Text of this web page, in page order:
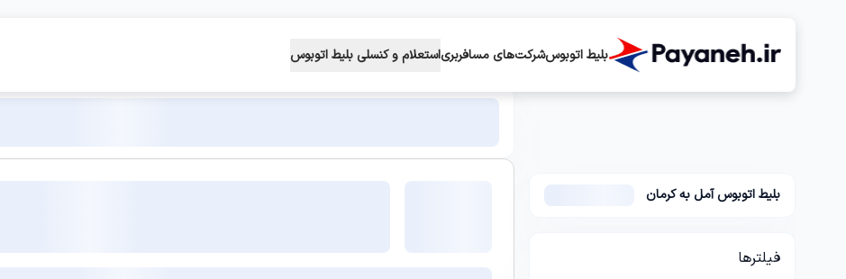
بلیط اتوبوسشرکت‌های مسافربریاستعلام و کنسلی بلیط اتوبوس
بلیط اتوبوس آمل به کرمان
فیلترها